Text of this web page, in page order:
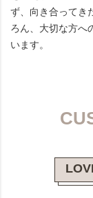
ず、向き合ってき
ろん、大切な方へ
います。